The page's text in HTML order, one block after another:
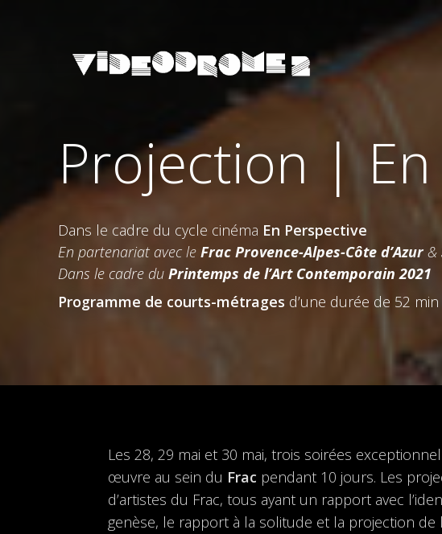
Projection |
Dans le cadre du cycle cinéma En Perspective
En partenariat avec le Frac Provence-Alpes-Côte d’Azur &
Dans le cadre du Printemps de l’Art Contemporain 2021
Programme de courts-métrages d’une durée de 52 min
Les 28, 29 mai et 30 mai, trois soirées
œuvre au sein du Frac pendant 10 jours. Les
d’artistes du Frac, tous ayant un rapport avec
genèse, le rapport à la solitude et la projection